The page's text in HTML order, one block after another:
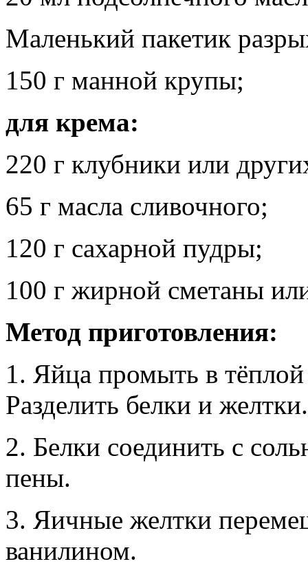
Маленький пакетик
150 г манной крупы;
для крема:
220 г клубники или
65 г масла сливочного;
120 г сахарной пудры;
100 г жирной сметаны
Метод приготовления:
1. Яйца промыть в
Разделить белки и желтки.
2. Белки соединить с
пены.
3. Яичные желтки
ванилином.